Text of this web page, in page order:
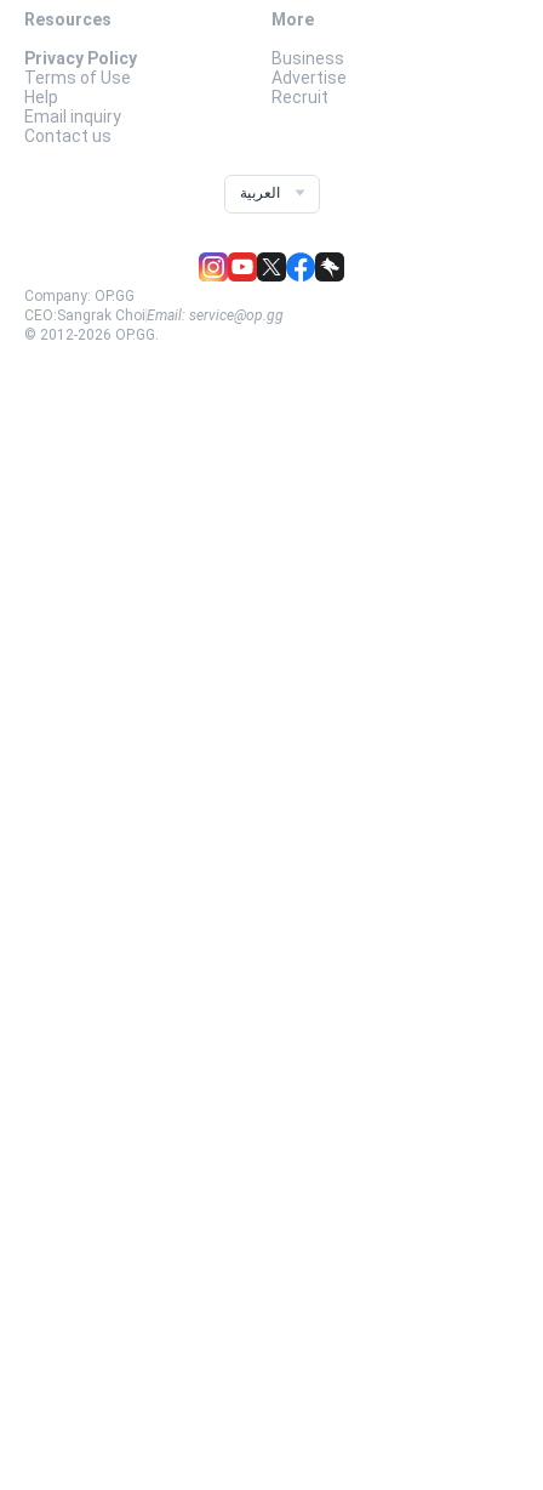
Resources
Privacy Policy
Terms of Use
Help
Email inquiry
Contact us
More
Business
Advertise
Recruit
العربية
Company: OP.GG
CEO:Sangrak ChoiEmail: service@op.gg
© 2012-2026 OP.GG.